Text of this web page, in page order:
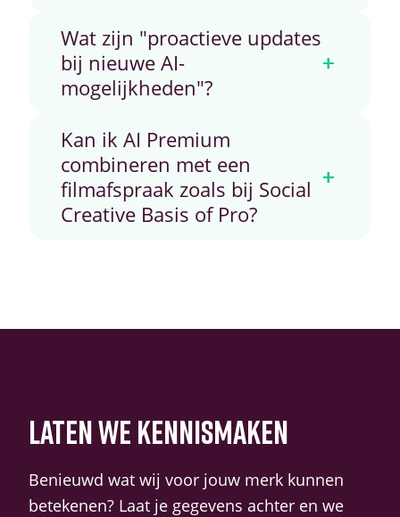
Wat zijn "proactieve updates
bij nieuwe AI-
mogelijkheden"?
+
Kan ik AI Premium
combineren met een
filmafspraak zoals bij Social
Creative Basis of Pro?
+
LATEN WE KENNISMAKEN
Benieuwd wat wij voor jouw merk kunnen
betekenen? Laat je gegevens achter en we